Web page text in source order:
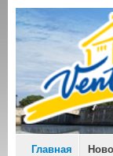
Главная